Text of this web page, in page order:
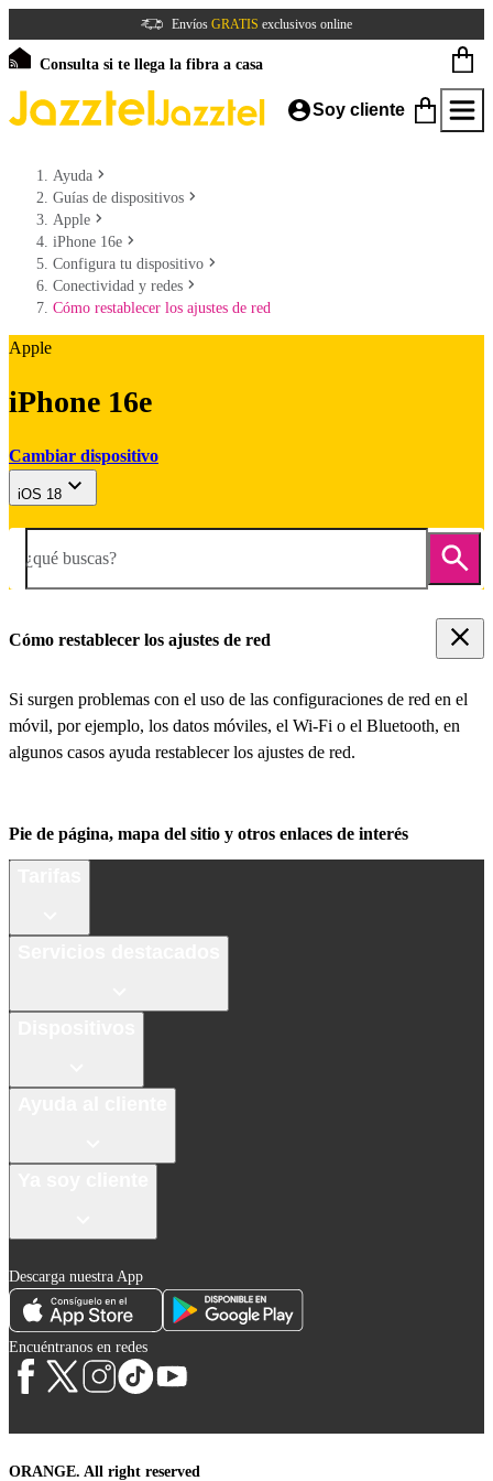
Envíos GRATIS exclusivos online
Consulta si te llega la fibra a casa
Soy cliente
Ayuda
Guías de dispositivos
Apple
iPhone 16e
Configura tu dispositivo
Conectividad y redes
Cómo restablecer los ajustes de red
Apple
iPhone 16e
Cambiar dispositivo
iOS 18
¿qué buscas?
Cómo restablecer los ajustes de red
Si surgen problemas con el uso de las configuraciones de red en el
móvil, por ejemplo, los datos móviles, el Wi-Fi o el Bluetooth, en
algunos casos ayuda restablecer los ajustes de red.
Pie de página, mapa del sitio y otros enlaces de interés
Descarga nuestra App
Encuéntranos en redes
ORANGE. All right reserved